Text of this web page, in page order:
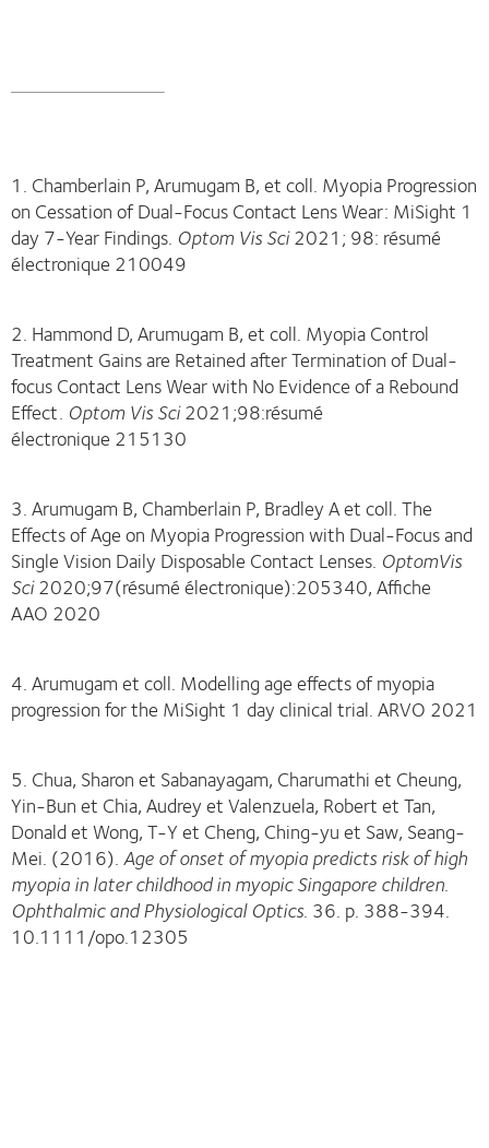
1. Chamberlain P, Arumugam B, et coll. Myopia Progression
on Cessation of Dual-Focus Contact Lens Wear: MiSight 1
day 7-Year Findings. Optom Vis Sci2021; 98: résumé
électronique 210049
2. Hammond D, Arumugam B, et coll. Myopia Control
Treatment Gains are Retained after Termination of Dual-
focus Contact Lens Wear with No Evidence of a Rebound
Effect. Optom Vis Sci2021;98:résumé
électronique 215130
3. Arumugam B, Chamberlain P, Bradley A et coll. The
Effects of Age on Myopia Progression with Dual-Focus and
Single Vision Daily Disposable Contact Lenses. OptomVis
Sci2020;97(résumé électronique):205340, Affiche
AAO 2020
4. Arumugam et coll. Modelling age effects of myopia
progression for the MiSight 1 day clinical trial. ARVO 2021
5. Chua, Sharon et Sabanayagam, Charumathi et Cheung,
Yin-Bun et Chia, Audrey et Valenzuela, Robert et Tan,
Donald et Wong, T-Y et Cheng, Ching-yu et Saw, Seang-
Mei. (2016).Age of onset of myopia predicts risk of high
myopia in later childhood in myopic Singapore children.
Ophthalmic and Physiological Optics. 36. p. 388-394.
10.1111/opo.12305